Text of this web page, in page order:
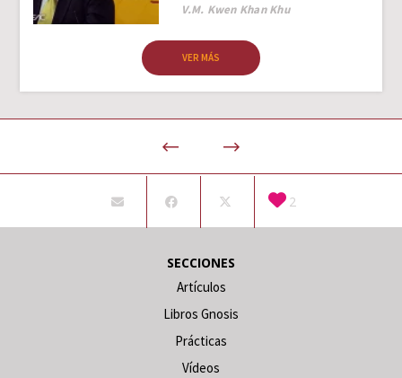
Author
V.M. Kwen Khan Khu
VER MÁS
2
SECCIONES
Artículos
Libros Gnosis
Prácticas
Vídeos